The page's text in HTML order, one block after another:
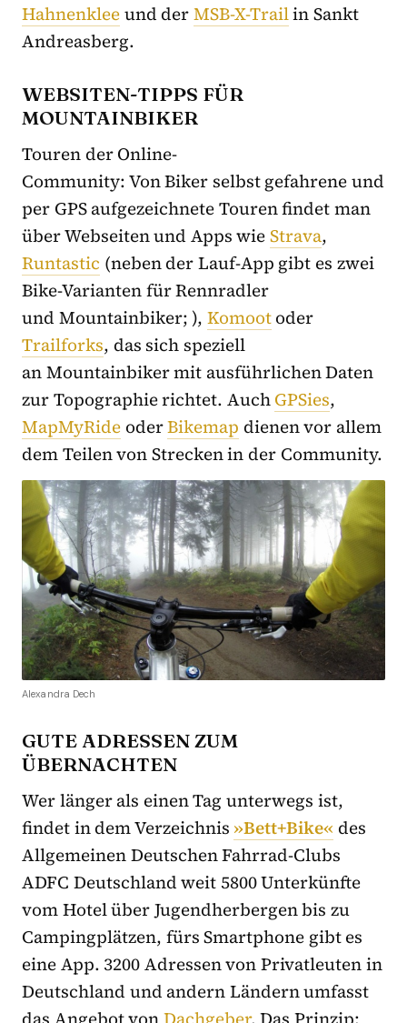
Hahnenkleeund derMSB-X-Trailin Sankt
Andreasberg.
WEBSITEN-TIPPS FÜR
MOUNTAINBIKER
Touren der Online-
Community: Von Biker selbst gefahrene und
per GPS aufgezeichnete Touren findet man
über Webseiten und Apps wieStrava,
Runtastic (neben der Lauf-App gibt es zwei
Bike-Varianten für Rennradler
und Mountainbiker; ), Komootoder
Trailforks, das sich speziell
an Mountainbiker mit ausführlichen Daten
zur Topographie richtet. AuchGPSies,
MapMyRide oderBikemap dienen vor allem
dem Teilen von Strecken in der Community.
Alexandra Dech
GUTE ADRESSEN ZUM
ÜBERNACHTEN
Wer länger als einen Tag unterwegs ist,
findet in dem Verzeichnis »Bett+Bike« des
Allgemeinen Deutschen Fahrrad-Clubs
ADFC Deutschland weit 5800 Unterkünfte
vom Hotel über Jugendherbergen bis zu
Campingplätzen, fürs Smartphone gibt es
eine App. 3200 Adressen von Privatleuten in
Deutschland und andern Ländern umfasst
das Angebot von Dachgeber. Das Prinzip: